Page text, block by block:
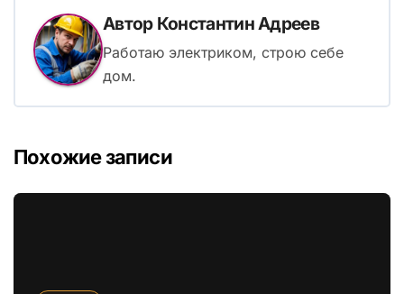
Автор Константин Адреев
Работаю электриком, строю себе
дом.
Похожие записи